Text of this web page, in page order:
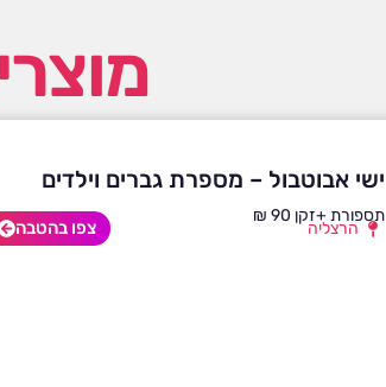
ישי אבוטבול – מספרת גברים וילדים
תספורת +זקן 90 ₪
הרצליה צפו בהטבה